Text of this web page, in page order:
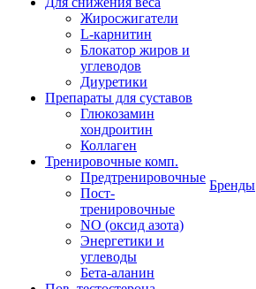
Жиросжигатели
L-карнитин
Блокатор жиров и
углеводов
Диуретики
Препараты для суставов
Глюкозамин
хондроитин
Коллаген
Тренировочные комп.
Предтренировочные
Пост-
тренировочные
NO (оксид азота)
Энергетики и
углеводы
Бета-аланин
Бренды